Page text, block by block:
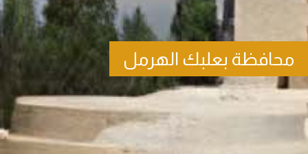
محافظة بعلبك الهرمل